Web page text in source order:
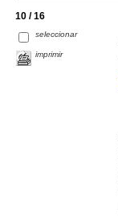
10 / 16
seleccionar
imprimir